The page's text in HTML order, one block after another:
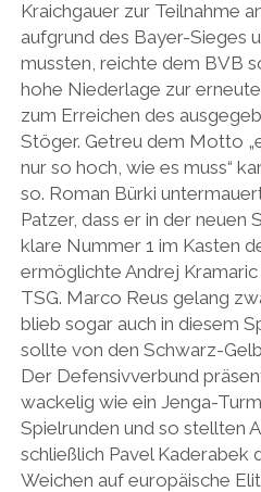
Kraichgauer zur Teilnahme
aufgrund des Bayer-Sieges
mussten, reichte dem BVB
hohe Niederlage zur
zum Erreichen des
Stöger. Getreu dem Motto
nur so hoch, wie es muss“
so. Roman Bürki
Patzer, dass er in der neuen
klare Nummer 1 im Kasten
ermöglichte Andrej
TSG. Marco Reus gelang
blieb sogar auch in diesem
sollte von den Schwarz-
Der Defensivverbund
wackelig wie ein Jenga-
Spielrunden und so stellten
schließlich Pavel Kaderabek
Weichen auf europäische